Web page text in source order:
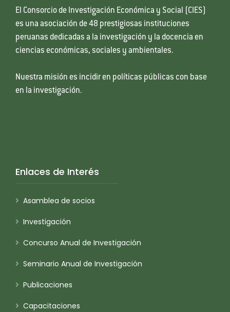
El Consorcio de Investigación Económica y Social (CIES)
es una asociación de 48 prestigiosas instituciones
peruanas dedicadas a la investigación y la docencia en
ciencias económicas, sociales y ambientales.
Nuestra misión es incidir en políticas públicas con base
en la investigación.
Enlaces de Interés
Asamblea de socios
Investigación
Concurso Anual de Investigación
Seminario Anual de Investigación
Publicaciones
Capacitaciones